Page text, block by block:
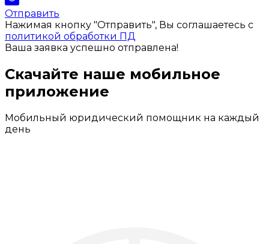
Отправить
Нажимая кнопку "Отправить", Вы соглашаетесь с
политикой обработки ПД
Ваша заявка успешно отправлена!
Скачайте наше мобильное
приложение
Мобильный юридический помощник на каждый
день